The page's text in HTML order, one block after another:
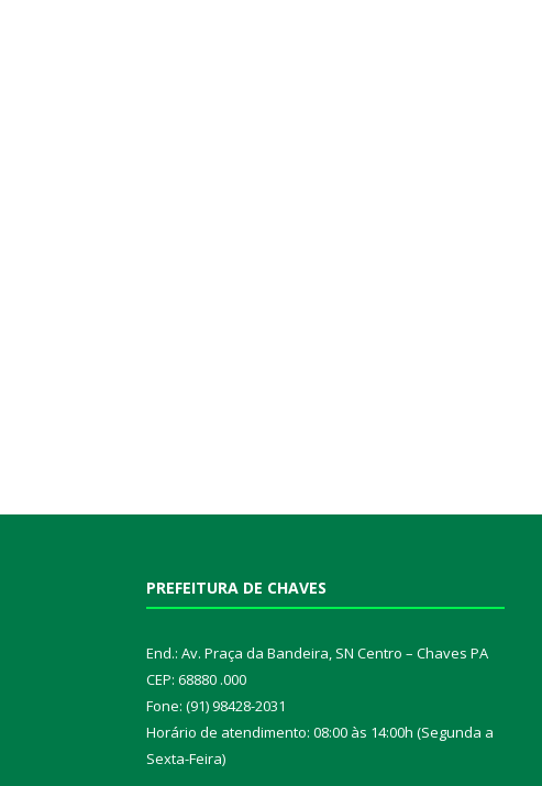
PREFEITURA DE CHAVES
End.: Av. Praça da Bandeira, SN Centro – Chaves PA
CEP: 68880 .000
Fone: (91) 98428-2031
Horário de atendimento: 08:00 às 14:00h (Segunda a
Sexta-Feira)